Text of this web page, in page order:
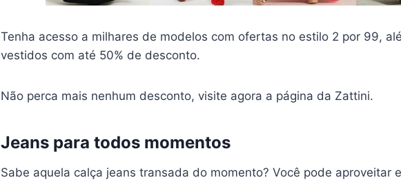
Tenha acesso a milhares de modelos com ofertas no estilo 2 por 99,
vestidos com até 50% de desconto.
Não perca mais nenhum desconto, visite agora a página da Zattini.
Jeans para todos momentos
Sabe aquela calça jeans transada do momento? Você pode aproveitar